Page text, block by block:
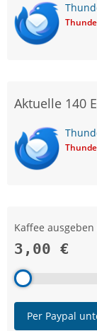
Aktuelle 140
Kaffee
3,00 €
Per Paypal